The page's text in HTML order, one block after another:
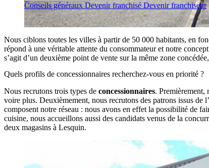
Conseils généraux Devenir franchisé Devenir franchiseur
Nous ciblons toutes les villes à partir de 50 000 habitants, en
répond à une véritable attente du consommateur et notre
s’agit d’un deuxième point de vente sur la même zone
Quels profils de concessionnaires recherchez-vous en priorité ?
Nous recrutons trois types de concessionnaires. Premièrement,
voire plus. Deuxièmement, nous recrutons des patrons issus de
composent notre réseau : nous avons en effet la possibilité de
cuisine, nous accueillons aussi des candidats venus de la
deux magasins à Lesquin.